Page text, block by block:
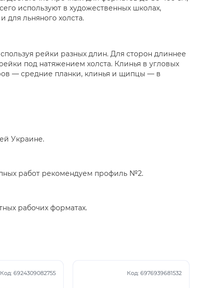
используют в художественных школах,
для льняного холста.
рейки разных длин. Для сторон длиннее
под натяжением холста. Клинья в угловых
— средние планки, клинья и щипцы — в
Украине.
работ рекомендуем профиль №2.
рабочих форматах.
Код: 6924309082755 Код: 6976939681532